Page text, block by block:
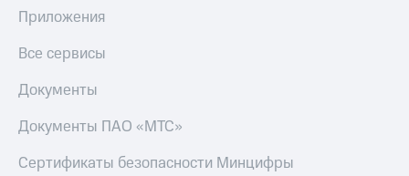
Приложения
Все сервисы
Документы
Документы ПАО «МТС»
Сертификаты безопасности Минцифры